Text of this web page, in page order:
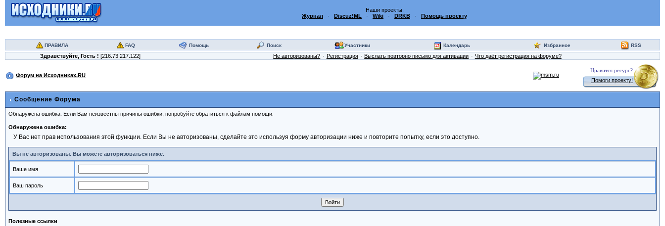
Наши проекты:
Журнал · Discuz!ML · Wiki · DRKB · Помощь проекту
ПРАВИЛА FAQ Помощь Поиск Участники Календарь Избранное RSS
Здравствуйте, Гость ! [216.73.217.122] Не авторизованы? Регистрация Выслать повторно письмо для активации Что даёт регистрация на форуме?
Форум на Исходниках.RU
Нравится ресурс?
Помоги проекту!
Сообщение Форума
Обнаружена ошибка. Если Вам неизвестны причины ошибки, попробуйте обратиться к файлам помощи.
Обнаружена ошибка:
У Вас нет прав использования этой функции. Если Вы не авторизованы, сделайте это используя форму авторизации ниже и повторите попытку, если это доступно.
Вы не авторизованы. Вы можете авторизоваться ниже.
Ваше имя
Ваш пароль
Полезные ссылки